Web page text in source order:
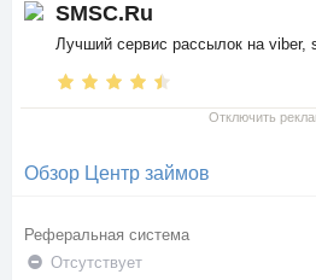
SMSC.Ru
Лучший сервис рассылок на viber,
Отключить
Обзор Центр займов
Реферальная система
Отсутствует